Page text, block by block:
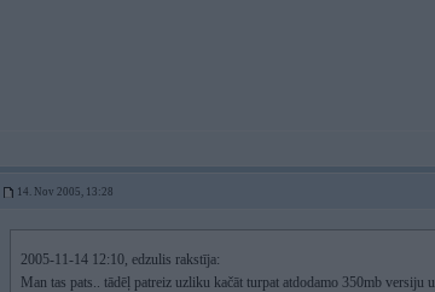
14. Nov 2005, 13:28
2005-11-14 12:10, edzulis rakstīja:
Man tas pats.. tādēļ patreiz uzliku kačāt turpat atdodamo 350mb versiju